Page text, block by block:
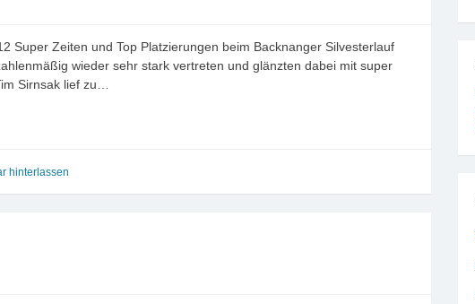
Super Zeiten und Top Platzierungen beim Backnanger Silvesterlauf
wieder sehr stark vertreten und glänzten dabei mit super
Sirnsak lief zu…
hinterlassen